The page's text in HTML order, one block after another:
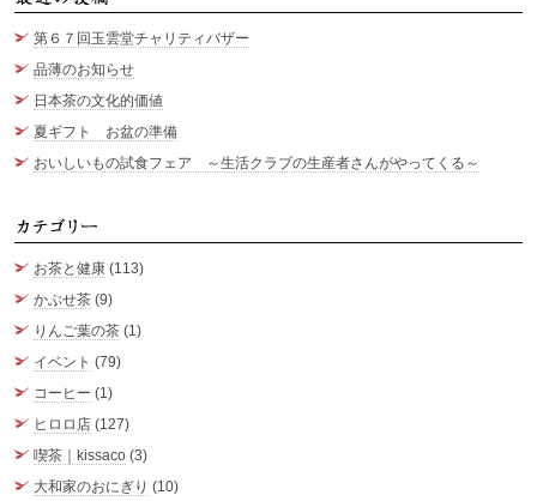
第６７回玉雲堂チャリティバザー
品薄のお知らせ
日本茶の文化的価値
夏ギフト お盆の準備
おいしいもの試食フェア ～生活クラブの生産者さんがやってくる～
お茶と健康 (113)
かぶせ茶 (9)
りんご葉の茶 (1)
イベント (79)
コーヒー (1)
ヒロロ店 (127)
喫茶｜kissaco (3)
大和家のおにぎり (10)